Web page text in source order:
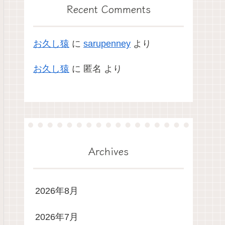
Recent Comments
お久し猿 に sarupenney より
お久し猿 に 匿名 より
Archives
2026年8月
2026年7月